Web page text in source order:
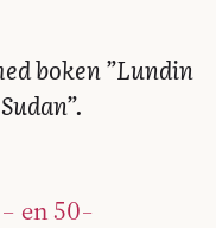
boken ”Lundin
en 50-